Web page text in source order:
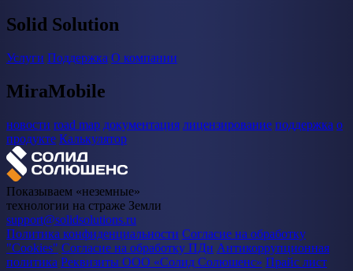
Solid Solution
Услуги Поддержка О компании
MiraMobile
новости road map документация лицензирование поддержка о
продукте Калькулятор
Показываем «неземные»
технологии на страже Земли
support@solidsolutions.ru
Политика конфиденциальности Согласие на обработку
"Cookies" Согласие на обработку ПДн Антикоррупционная
политика Реквизиты ООО «Солид Солюшенс» Прайс лист